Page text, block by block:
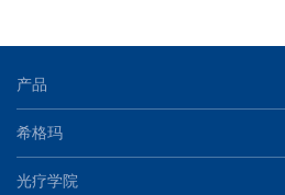
产品
希格玛
光疗学院